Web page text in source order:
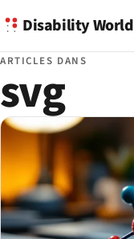
Disability World
ARTICLES DANS
svg